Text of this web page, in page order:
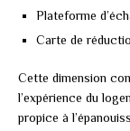
Plateforme
Carte de
Cette dimension
l’expérience du
propice à